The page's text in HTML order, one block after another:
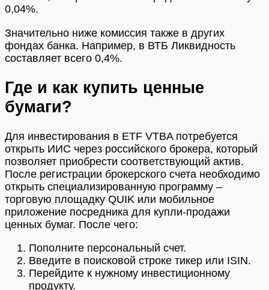
0,04%.
Значительно ниже комиссия также в других
фондах банка. Например, в ВТБ Ликвидность
составляет всего 0,4%.
Где и как купить ценные
бумаги?
Для инвестирования в ETF VTBA потребуется
открыть ИИС через российского брокера, который
позволяет приобрести соответствующий актив.
После регистрации брокерского счета необходимо
открыть специализированную программу –
торговую площадку QUIK или мобильное
приложение посредника для купли-продажи
ценных бумаг. После чего:
Пополните персональный счет.
Введите в поисковой строке тикер или ISIN.
Перейдите к нужному инвестиционному
продукту.